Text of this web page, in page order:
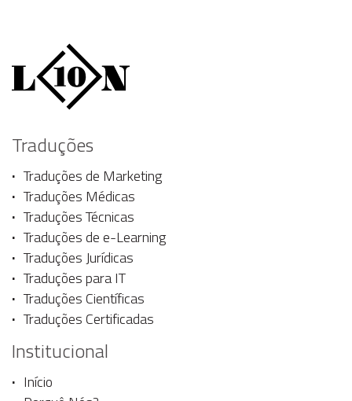
Traduções
Traduções de Marketing
Traduções Médicas
Traduções Técnicas
Traduções de e-Learning
Traduções Jurídicas
Traduções para IT
Traduções Científicas
Traduções Certificadas
Institucional
Início